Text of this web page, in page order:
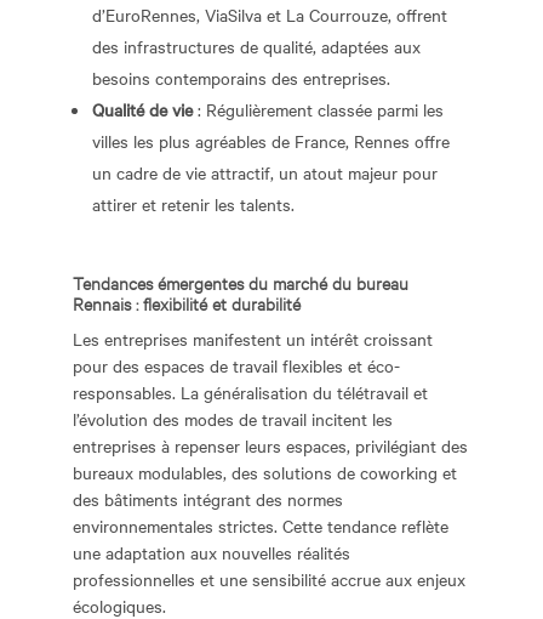
d’EuroRennes, ViaSilva et La Courrouze, offrent
des infrastructures de qualité, adaptées aux
besoins contemporains des entreprises.
Qualité de vie: Régulièrement classée parmi les
villes les plus agréables de France, Rennes offre
un cadre de vie attractif, un atout majeur pour
attirer et retenir les talents.
Tendances émergentes du marché du bureau
Rennais : flexibilité et durabilité
Les entreprises manifestent un intérêt croissant
pour des espaces de travail flexibles et éco-
responsables. La généralisation du télétravail et
l’évolution des modes de travail incitent les
entreprises à repenser leurs espaces, privilégiant des
bureaux modulables, des solutions de coworking et
des bâtiments intégrant des normes
environnementales strictes. Cette tendance reflète
une adaptation aux nouvelles réalités
professionnelles et une sensibilité accrue aux enjeux
écologiques.